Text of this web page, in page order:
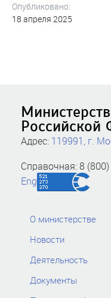
Опубликовано:
18 апреля 2025
Российской
Адрес: 119991, г.
Справочная: 8
Eng
О министерстве
Новости
Деятельность
Документы